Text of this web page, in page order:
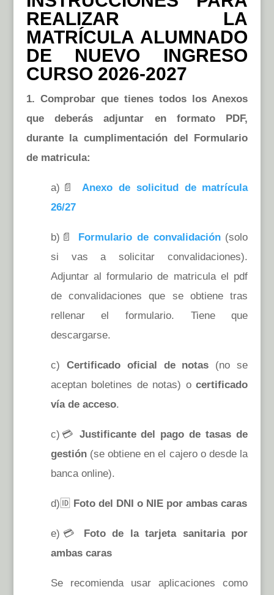
REALIZAR LA
MATRÍCULA ALUMNADO
DE NUEVO INGRESO
CURSO 2026-2027
1. Comprobar que tienes todos los Anexos
que deberás adjuntar en formato PDF,
durante la cumplimentación del Formulario
de matricula:
a)📄Anexo de solicitud de matrícula
26/27
b)📄 Formulario de convalidación(solo
si vas a solicitar convalidaciones).
Adjuntar al formulario de matricula el pdf
de convalidaciones que se obtiene tras
rellenar el formulario. Tiene que
descargarse.
c) Certificado oficial de notas (no se
aceptan boletines de notas) ocertificado
vía de acceso.
c)💳 Justificante del pago de tasas de
gestión(se obtiene en el cajero o desde la
banca online).
d)🆔 Foto del DNI o NIE por ambas caras
e)💳 Foto de la tarjeta sanitaria por
ambas caras
Se recomienda usar aplicaciones como